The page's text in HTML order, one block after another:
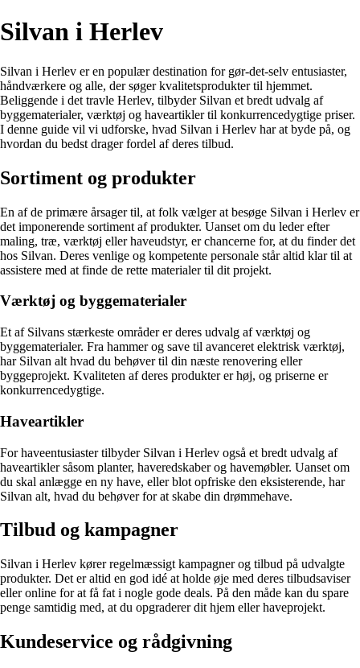
Silvan i Herlev
Silvan i Herlev er en populær destination for gør-det-selv entusiaster,
håndværkere og alle, der søger kvalitetsprodukter til hjemmet.
Beliggende i det travle Herlev, tilbyder Silvan et bredt udvalg af
byggematerialer, værktøj og haveartikler til konkurrencedygtige priser.
I denne guide vil vi udforske, hvad Silvan i Herlev har at byde på, og
hvordan du bedst drager fordel af deres tilbud.
Sortiment og produkter
En af de primære årsager til, at folk vælger at besøge Silvan i Herlev er
det imponerende sortiment af produkter. Uanset om du leder efter
maling, træ, værktøj eller haveudstyr, er chancerne for, at du finder det
hos Silvan. Deres venlige og kompetente personale står altid klar til at
assistere med at finde de rette materialer til dit projekt.
Værktøj og byggematerialer
Et af Silvans stærkeste områder er deres udvalg af værktøj og
byggematerialer. Fra hammer og save til avanceret elektrisk værktøj,
har Silvan alt hvad du behøver til din næste renovering eller
byggeprojekt. Kvaliteten af deres produkter er høj, og priserne er
konkurrencedygtige.
Haveartikler
For haveentusiaster tilbyder Silvan i Herlev også et bredt udvalg af
haveartikler såsom planter, haveredskaber og havemøbler. Uanset om
du skal anlægge en ny have, eller blot opfriske den eksisterende, har
Silvan alt, hvad du behøver for at skabe din drømmehave.
Tilbud og kampagner
Silvan i Herlev kører regelmæssigt kampagner og tilbud på udvalgte
produkter. Det er altid en god idé at holde øje med deres tilbudsaviser
eller online for at få fat i nogle gode deals. På den måde kan du spare
penge samtidig med, at du opgraderer dit hjem eller haveprojekt.
Kundeservice og rådgivning